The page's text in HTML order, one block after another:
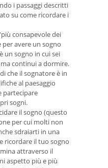
i passaggi descritti
su come ricordare i
consapevole dei
avere un sogno
un sogno in cui sei
continui a dormire.
che il sognatore è in
al paesaggio
partecipare
sogni.
il sogno (questo
per cui molti non
sdraiarti in una
ricordare il tuo sogno
attraverso il
aspetto più e più